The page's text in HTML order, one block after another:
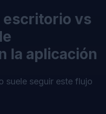
escritorio vs
la aplicación
suele seguir este flujo